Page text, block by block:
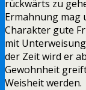
rückwärts zu
Ermahnung mag
Charakter gute
mit
der Zeit wird er
Gewohnheit
Weisheit werden.